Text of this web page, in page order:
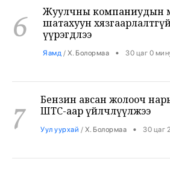
үүрэгдлээ
Яамд /Х. Болормаа • 30 цаг 0
7 Уул уурхай /Х. Болормаа • 30 цаг
8